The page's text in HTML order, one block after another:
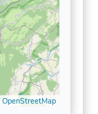
OpenStreetMap